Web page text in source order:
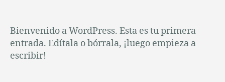
Bienvenido a WordPress. Esta es tu primera
entrada. Edítala o bórrala, ¡luego empieza a
escribir!